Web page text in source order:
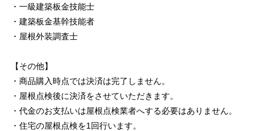
・一級建築板金技能士
・建築板金基幹技能者
・屋根外装調査士
【その他】
・商品購入時点では決済は完了しません。
・屋根点検後に決済をさせていただきます。
・代金のお支払いは屋根点検業者へする必要はありません。
・住宅の屋根点検を1回行います。